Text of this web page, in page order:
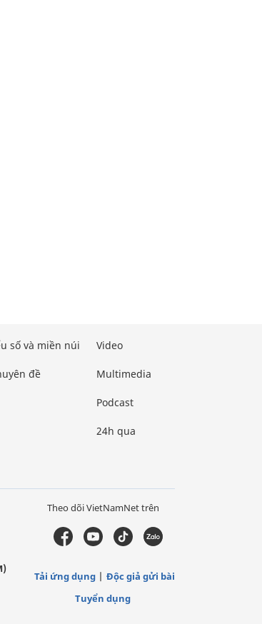
số và miền núi
đề
Video
Multimedia
Podcast
24h qua
Theo dõi VietNamNet trên
Tải ứng dụng
Độc giả gửi bài
Tuyển dụng